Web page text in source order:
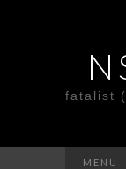
fatalist
MENU